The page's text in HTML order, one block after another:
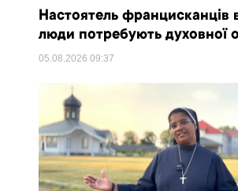
Настоятель францисканців
люди потребують духовної
05.08.202609:37